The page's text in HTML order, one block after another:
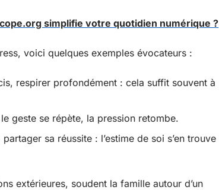
simplifie votre quotidien numérique ?
voici quelques exemples évocateurs :
respirer profondément : cela suffit souvent à
geste se répète, la pression retombe.
sa réussite : l’estime de soi s’en trouve
extérieures, soudent la famille autour d’un